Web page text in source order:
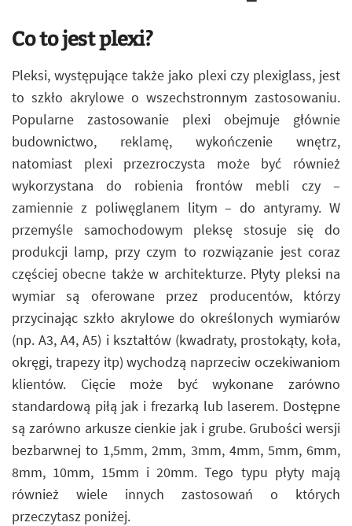
Co to jest plexi?
Pleksi, występujące także jako plexi czy plexiglass, jest
to szkło akrylowe o wszechstronnym zastosowaniu.
Popularne zastosowanie plexi obejmuje głównie
budownictwo, reklamę, wykończenie wnętrz,
natomiast plexi przezroczysta może być również
wykorzystana do robienia frontów mebli czy –
zamiennie z poliwęglanem litym – do antyramy. W
przemyśle samochodowym pleksę stosuje się do
produkcji lamp, przy czym to rozwiązanie jest coraz
częściej obecne także w architekturze. Płyty pleksi na
wymiar są oferowane przez producentów, którzy
przycinając szkło akrylowe do określonych wymiarów
(np. A3, A4, A5) i kształtów (kwadraty, prostokąty, koła,
okręgi, trapezy itp) wychodzą naprzeciw oczekiwaniom
klientów. Cięcie może być wykonane zarówno
standardową piłą jak i frezarką lub laserem. Dostępne
są zarówno arkusze cienkie jak i grube. Grubości wersji
bezbarwnej to 1,5mm, 2mm, 3mm, 4mm, 5mm, 6mm,
8mm, 10mm, 15mm i 20mm. Tego typu płyty mają
również wiele innych zastosowań o których
przeczytasz poniżej.